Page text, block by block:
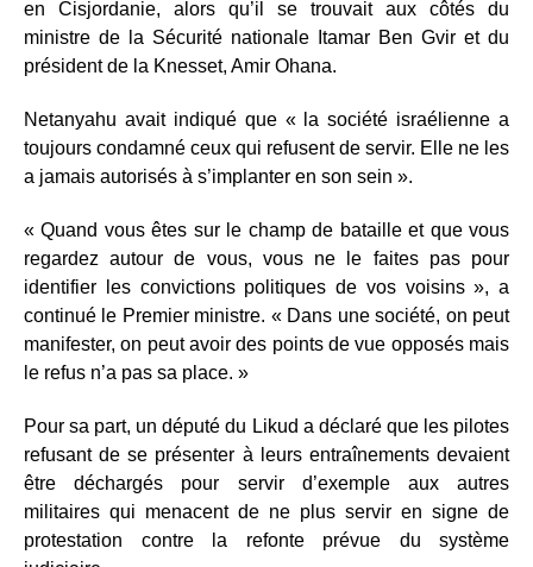
en Cisjordanie, alors qu’il se trouvait aux côtés du
ministre de la Sécurité nationale Itamar Ben Gvir et du
président de la Knesset, Amir Ohana.
Netanyahu avait indiqué que « la société israélienne a
toujours condamné ceux qui refusent de servir. Elle ne les
a jamais autorisés à s’implanter en son sein ».
« Quand vous êtes sur le champ de bataille et que vous
regardez autour de vous, vous ne le faites pas pour
identifier les convictions politiques de vos voisins », a
continué le Premier ministre. « Dans une société, on peut
manifester, on peut avoir des points de vue opposés mais
le refus n’a pas sa place. »
Pour sa part, un député du Likud a déclaré que les pilotes
refusant de se présenter à leurs entraînements devaient
être déchargés pour servir d’exemple aux autres
militaires qui menacent de ne plus servir en signe de
protestation contre la refonte prévue du système